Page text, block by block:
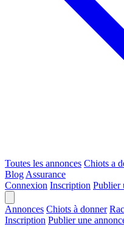
Toutes les annonces Chiots a
Blog Assurance
Connexion Inscription Publier
Annonces Chiots à donner
Inscription Publier une